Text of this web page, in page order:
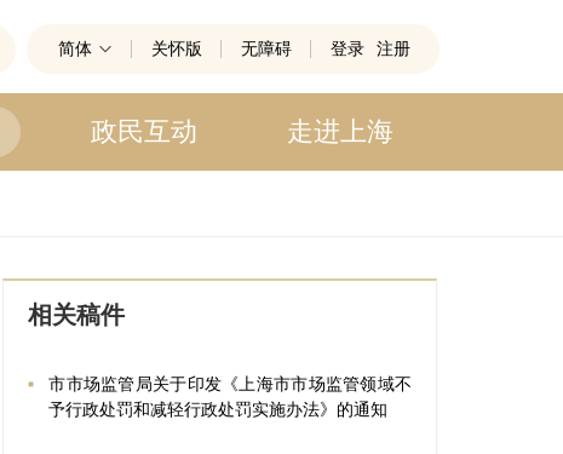
简体 关怀版 无障碍 登录 注册
政民互动 走进上海
相关稿件
市市场监管局关于印发《上海市市场监管领域不
予行政处罚和减轻行政处罚实施办法》的通知